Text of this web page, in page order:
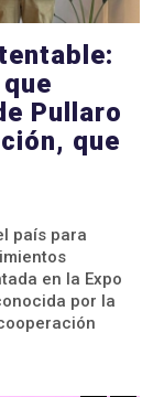
Pullaro
que
país para
en la Expo
por la